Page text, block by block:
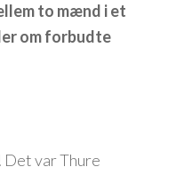
to mænd i et
om forbudte
Det var Thure